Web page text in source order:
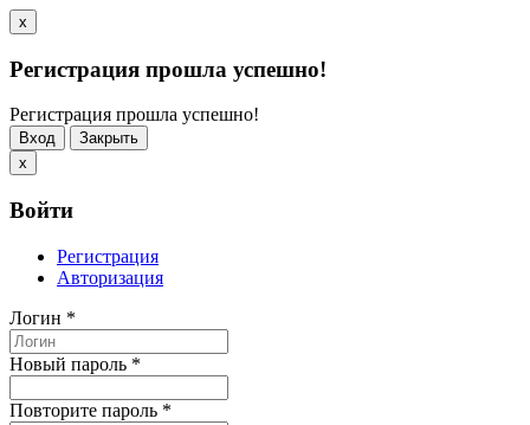
x
Регистрация прошла успешно!
Регистрация прошла успешно!
Вход
Закрыть
x
Войти
Регистрация
Авторизация
Логин *
Новый пароль *
Повторите пароль *